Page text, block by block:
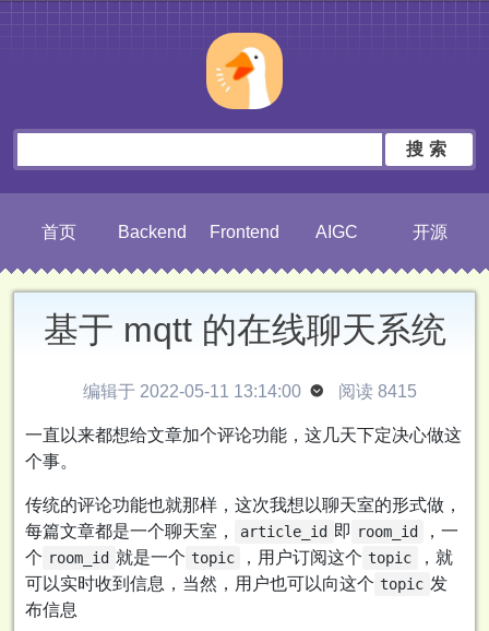
搜索
首页 Backend Frontend AIGC 开源
基于 mqtt 的在线聊天系统
编辑于 2022-05-11 13:14:00  阅读 8415
一直以来都想给文章加个评论功能，这几天下定决心做这
个事。
传统的评论功能也就那样，这次我想以聊天室的形式做，
每篇文章都是一个聊天室，
article_id 即 room_id
，一
个 room_id 就是一个 topic ，用户订阅这个 topic
，就
可以实时收到信息，当然，用户也可以向这个 topic 发
布信息